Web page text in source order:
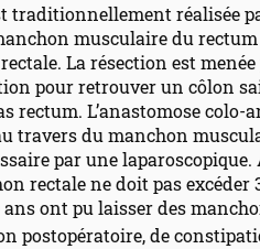
traditionnellement réalisée
musculaire du rectum
La résection est
pour retrouver un côlon
rectum. L’anastomose colo-
travers du manchon
par une
rectale ne doit pas excéder
ont pu laisser des
postopératoire, de